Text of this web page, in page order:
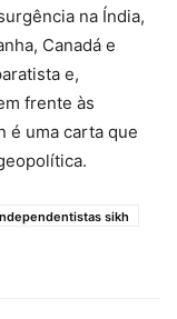
na Índia,
Canadá e
e,
frente às
é uma carta que
sikh